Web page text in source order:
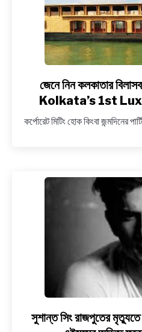
জেনে নিন কলকাতার
Kolkata’s 1st
কর্পোরেট মিটিং হোক কিংবা জন্মদিনের
সুশান্ত সিং রাজপুতের মৃত্যুতে